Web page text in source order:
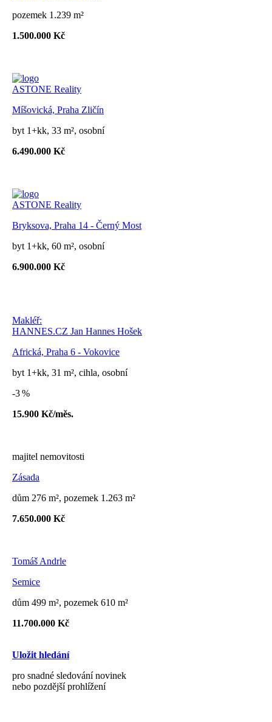
pozemek 1.239 m²
1.500.000 Kč
ASTONE Reality
Míšovická, Praha Zličín
byt 1+kk, 33 m², osobní
6.490.000 Kč
ASTONE Reality
Bryksova, Praha 14 - Černý Most
byt 1+kk, 60 m², osobní
6.900.000 Kč
Makléř:
HANNES.CZ Jan Hannes Hošek
Africká, Praha 6 - Vokovice
byt 1+kk, 31 m², cihla, osobní
-3 %
15.900 Kč/měs.
majitel nemovitosti
Zásada
dům 276 m², pozemek 1.263 m²
7.650.000 Kč
Tomáš Andrle
Semice
dům 499 m², pozemek 610 m²
11.700.000 Kč
Uložit hledání
pro snadné sledování novinek
nebo pozdější prohlížení